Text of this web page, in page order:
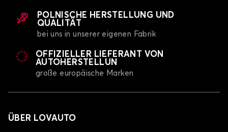
POLNISCHE HERSTELLUNG UND
QUALITÄT
bei uns in unserer eigenen Fabrik
OFFIZIELLER LIEFERANT VON
AUTOHERSTELLUN
große europäische Marken
ÜBER LOVAUTO